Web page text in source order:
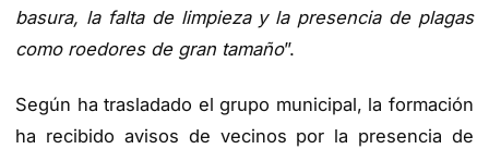
basura, la falta de limpieza y la presencia de plagas
como roedores de gran tamaño”.
Según ha trasladado el grupo municipal, la formación
ha recibido avisos de vecinos por la presencia de